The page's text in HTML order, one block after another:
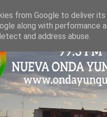
from Google to deliver
along with
and address abuse.